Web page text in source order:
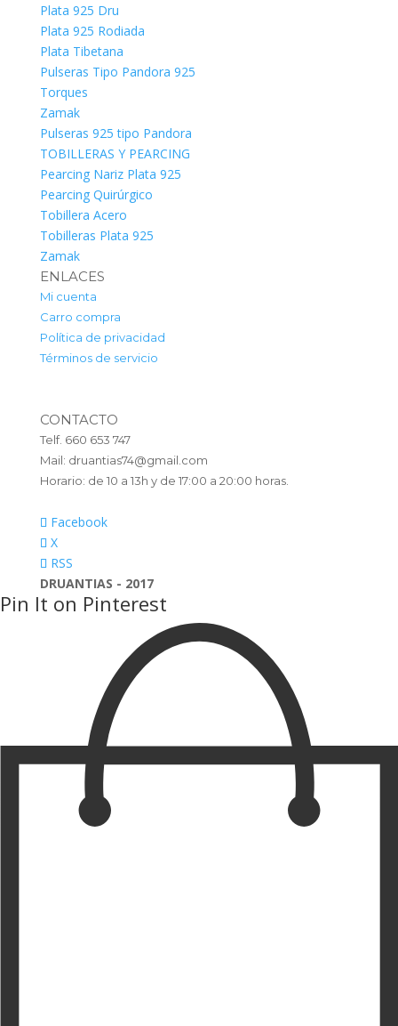
Plata 925 Dru
Plata 925 Rodiada
Plata Tibetana
Pulseras Tipo Pandora 925
Torques
Zamak
Pulseras 925 tipo Pandora
TOBILLERAS Y PEARCING
Pearcing Nariz Plata 925
Pearcing Quirúrgico
Tobillera Acero
Tobilleras Plata 925
Zamak
ENLACES
Mi cuenta
Carro compra
Política de privacidad
Términos de servicio
CONTACTO
Telf. 660 653 747
Mail: druantias74@gmail.com
Horario: de 10 a 13h y de 17:00 a 20:00 horas.
Facebook
X
RSS
DRUANTIAS - 2017
Pin It on Pinterest